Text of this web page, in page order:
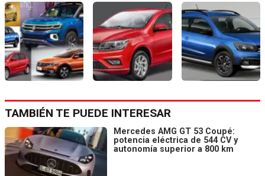
TAMBIÉN TE PUEDE INTERESAR
Mercedes AMG GT 53 Coupé:
potencia eléctrica de 544 CV y
autonomía superior a 800 km